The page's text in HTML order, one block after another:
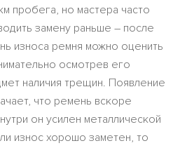
пробега, но мастера часто
замену раньше – после
износа ремня можно оценить
осмотрев его
наличия трещин. Появление
что ремень вскоре
он усилен металлической
износ хорошо заметен, то